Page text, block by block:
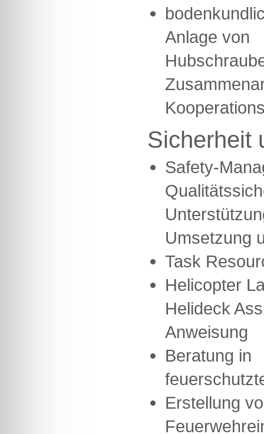
Anlage von
Sicherheit
Safety-
Umsetzung
Task
Helicopter
Helideck
Anweisung
Beratung in
Erstellung